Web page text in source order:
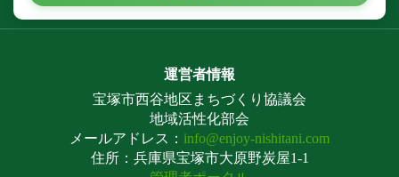
運営者情報
宝塚市西谷地区まちづくり協議会
地域活性化部会
メールアドレス： info@enjoy-nishitani.com
住所：兵庫県宝塚市大原野炭屋1-1